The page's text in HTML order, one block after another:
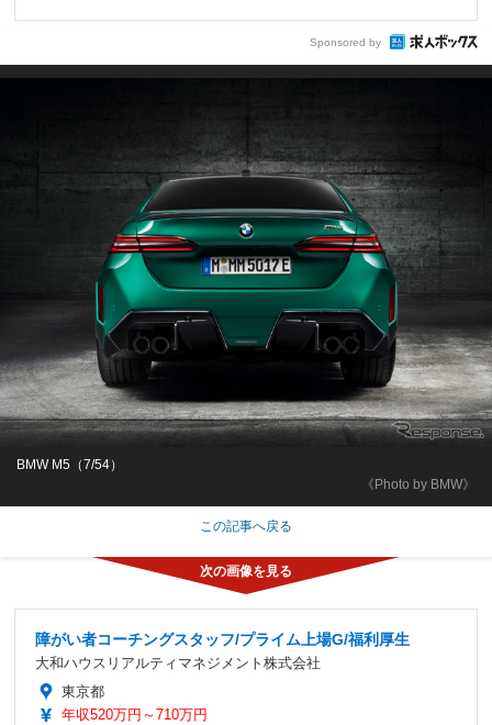
Sponsored by
《Photo by BMW》
BMW M5（7/54）
この記事へ戻る
障がい者コーチングスタッフ/プライム上場G/福利厚生
大和ハウスリアルティマネジメント株式会社
東京都
年収520万円～710万円